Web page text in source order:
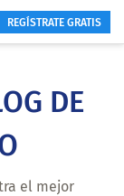
REGÍSTRATE GRATIS
DE
el mejor